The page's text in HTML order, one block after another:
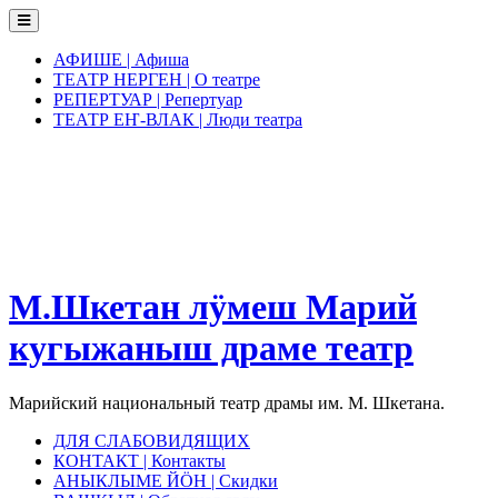
Skip
to
contentАФИШЕ | Афиша
ТЕАТР НЕРГЕН | О театре
РЕПЕРТУАР | Репертуар
ТЕАТР ЕҤ-ВЛАК | Люди театра
М.Шкетан лӱмеш Марий
кугыжаныш драме театр
Марийский национальный театр драмы им. М. Шкетана.
ДЛЯ СЛАБОВИДЯЩИХ
КОНТАКТ | Контакты
АНЫКЛЫМЕ ЙӦН | Скидки